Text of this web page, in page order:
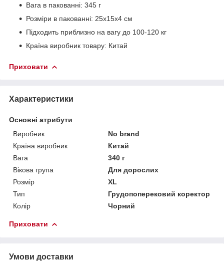
Вага в пакованні: 345 г
Розміри в пакованні: 25х15х4 см
Підходить приблизно на вагу до 100-120 кг
Країна виробник товару: Китай
Приховати
Характеристики
Основні атрибути
Виробник
No brand
Країна виробник
Китай
Вага
340 г
Вікова група
Для дорослих
Розмір
XL
Тип
Грудопоперековий коректор
Колір
Чорний
Приховати
Умови доставки